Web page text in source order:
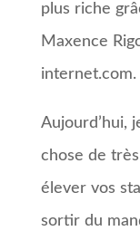
plus riche
Maxence
internet.com.
Aujourd’hui,
chose de
élever vos
sortir du